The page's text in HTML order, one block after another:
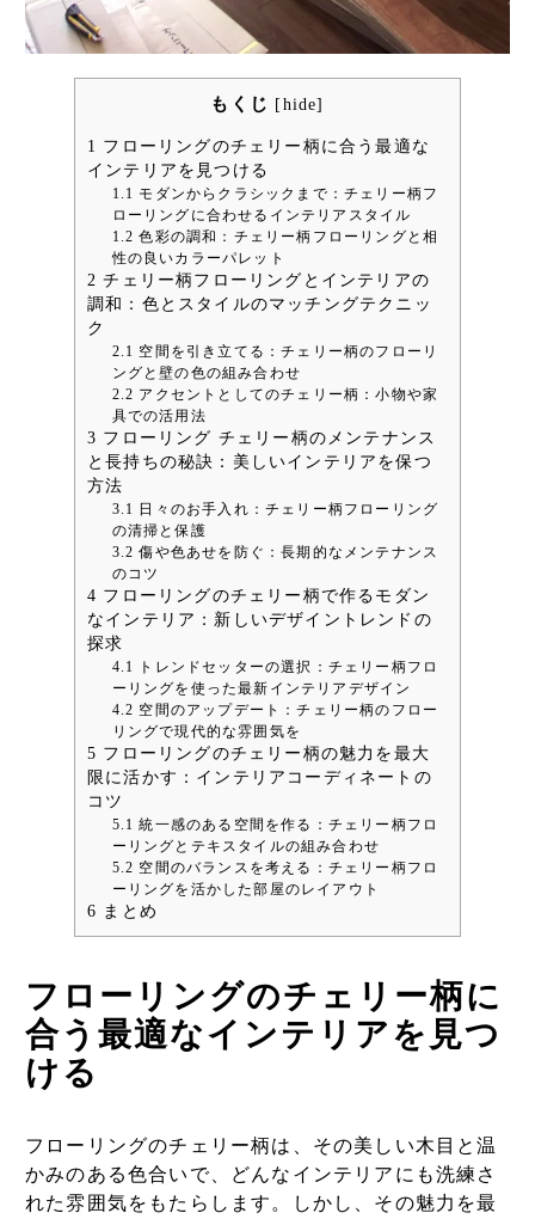
もくじ [ hide]
1 フローリングのチェリー柄に合う最適な
インテリアを見つける
1.1 モダンからクラシックまで：チェリー柄フ
ローリングに合わせるインテリアスタイル
1.2 色彩の調和：チェリー柄フローリングと相
性の良いカラーパレット
2 チェリー柄フローリングとインテリアの
調和：色とスタイルのマッチングテクニッ
ク
2.1 空間を引き立てる：チェリー柄のフローリ
ングと壁の色の組み合わせ
2.2 アクセントとしてのチェリー柄：小物や家
具での活用法
3 フローリング チェリー柄のメンテナンス
と長持ちの秘訣：美しいインテリアを保つ
方法
3.1 日々のお手入れ：チェリー柄フローリング
の清掃と保護
3.2 傷や色あせを防ぐ：長期的なメンテナンス
のコツ
4 フローリングのチェリー柄で作るモダン
なインテリア：新しいデザイントレンドの
探求
4.1 トレンドセッターの選択：チェリー柄フロ
ーリングを使った最新インテリアデザイン
4.2 空間のアップデート：チェリー柄のフロー
リングで現代的な雰囲気を
5 フローリングのチェリー柄の魅力を最大
限に活かす：インテリアコーディネートの
コツ
5.1 統一感のある空間を作る：チェリー柄フロ
ーリングとテキスタイルの組み合わせ
5.2 空間のバランスを考える：チェリー柄フロ
ーリングを活かした部屋のレイアウト
6 まとめ
フローリングのチェリー柄に
合う最適なインテリアを見つ
ける
フローリングのチェリー柄は、その美しい木目と温
かみのある色合いで、どんなインテリアにも洗練さ
れた雰囲気をもたらします。しかし、その魅力を最